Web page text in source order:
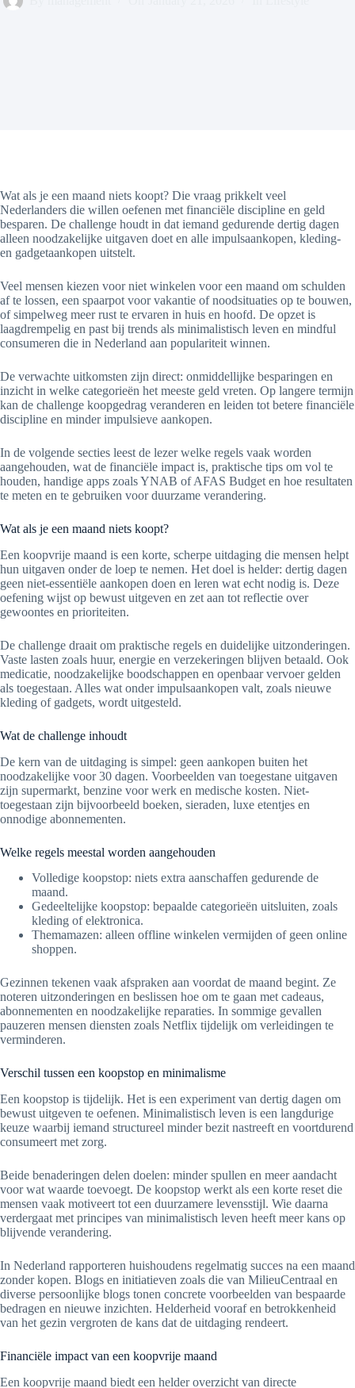
Wat als je een maand niets koopt? Die vraag prikkelt veel
Nederlanders die willen oefenen met financiële discipline en geld
besparen. De challenge houdt in dat iemand gedurende dertig dagen
alleen noodzakelijke uitgaven doet en alle impulsaankopen, kleding-
en gadgetaankopen uitstelt.
Veel mensen kiezen voor niet winkelen voor een maand om schulden
af te lossen, een spaarpot voor vakantie of noodsituaties op te bouwen,
of simpelweg meer rust te ervaren in huis en hoofd. De opzet is
laagdrempelig en past bij trends als minimalistisch leven en mindful
consumeren die in Nederland aan populariteit winnen.
De verwachte uitkomsten zijn direct: onmiddellijke besparingen en
inzicht in welke categorieën het meeste geld vreten. Op langere termijn
kan de challenge koopgedrag veranderen en leiden tot betere financiële
discipline en minder impulsieve aankopen.
In de volgende secties leest de lezer welke regels vaak worden
aangehouden, wat de financiële impact is, praktische tips om vol te
houden, handige apps zoals YNAB of AFAS Budget en hoe resultaten
te meten en te gebruiken voor duurzame verandering.
Wat als je een maand niets koopt?
Een koopvrije maand is een korte, scherpe uitdaging die mensen helpt
hun uitgaven onder de loep te nemen. Het doel is helder: dertig dagen
geen niet-essentiële aankopen doen en leren wat echt nodig is. Deze
oefening wijst op bewust uitgeven en zet aan tot reflectie over
gewoontes en prioriteiten.
De challenge draait om praktische regels en duidelijke uitzonderingen.
Vaste lasten zoals huur, energie en verzekeringen blijven betaald. Ook
medicatie, noodzakelijke boodschappen en openbaar vervoer gelden
als toegestaan. Alles wat onder impulsaankopen valt, zoals nieuwe
kleding of gadgets, wordt uitgesteld.
Wat de challenge inhoudt
De kern van de uitdaging is simpel: geen aankopen buiten het
noodzakelijke voor 30 dagen. Voorbeelden van toegestane uitgaven
zijn supermarkt, benzine voor werk en medische kosten. Niet-
toegestaan zijn bijvoorbeeld boeken, sieraden, luxe etentjes en
onnodige abonnementen.
Welke regels meestal worden aangehouden
Volledige koopstop: niets extra aanschaffen gedurende de
maand.
Gedeeltelijke koopstop: bepaalde categorieën uitsluiten, zoals
kleding of elektronica.
Themamazen: alleen offline winkelen vermijden of geen online
shoppen.
Gezinnen tekenen vaak afspraken aan voordat de maand begint. Ze
noteren uitzonderingen en beslissen hoe om te gaan met cadeaus,
abonnementen en noodzakelijke reparaties. In sommige gevallen
pauzeren mensen diensten zoals Netflix tijdelijk om verleidingen te
verminderen.
Verschil tussen een koopstop en minimalisme
Een koopstop is tijdelijk. Het is een experiment van dertig dagen om
bewust uitgeven te oefenen. Minimalistisch leven is een langdurige
keuze waarbij iemand structureel minder bezit nastreeft en voortdurend
consumeert met zorg.
Beide benaderingen delen doelen: minder spullen en meer aandacht
voor wat waarde toevoegt. De koopstop werkt als een korte reset die
mensen vaak motiveert tot een duurzamere levensstijl. Wie daarna
verdergaat met principes van minimalistisch leven heeft meer kans op
blijvende verandering.
In Nederland rapporteren huishoudens regelmatig succes na een maand
zonder kopen. Blogs en initiatieven zoals die van MilieuCentraal en
diverse persoonlijke blogs tonen concrete voorbeelden van bespaarde
bedragen en nieuwe inzichten. Helderheid vooraf en betrokkenheid
van het gezin vergroten de kans dat de uitdaging rendeert.
Financiële impact van een koopvrije maand
Een koopvrije maand biedt een helder overzicht van directe